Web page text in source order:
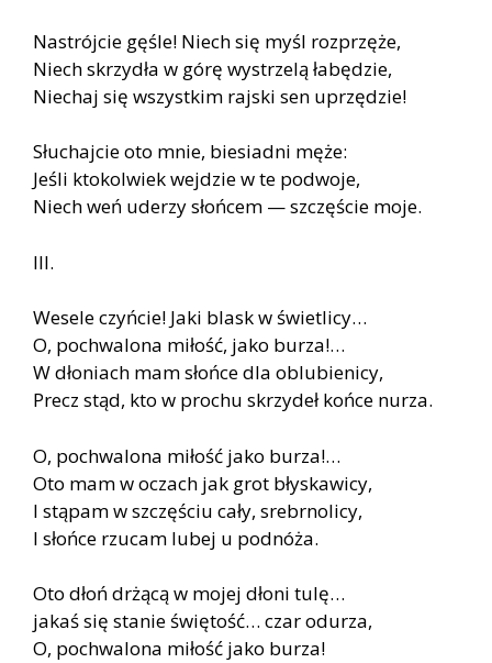
Nastrójcie gęśle! Niech się myśl rozprzęże,
Niech skrzydła w górę wystrzelą łabędzie,
Niechaj się wszystkim rajski sen uprzędzie!
Słuchajcie oto mnie, biesiadni męże:
Jeśli ktokolwiek wejdzie w te podwoje,
Niech weń uderzy słońcem — szczęście moje.
III.
Wesele czyńcie! Jaki blask w świetlicy…
O, pochwalona miłość, jako burza!…
W dłoniach mam słońce dla oblubienicy,
Precz stąd, kto w prochu skrzydeł końce nurza.
O, pochwalona miłość jako burza!…
Oto mam w oczach jak grot błyskawicy,
I stąpam w szczęściu cały, srebrnolicy,
I słońce rzucam lubej u podnóża.
Oto dłoń drżącą w mojej dłoni tulę…
jakaś się stanie świętość… czar odurza,
O, pochwalona miłość jako burza!